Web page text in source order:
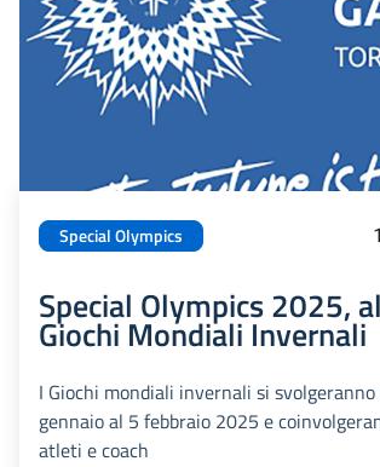
Special Olympics
Special Olympics 2025,
Giochi Mondiali Invernali
I Giochi mondiali invernali si
gennaio al 5 febbraio 2025 e
atleti e coach